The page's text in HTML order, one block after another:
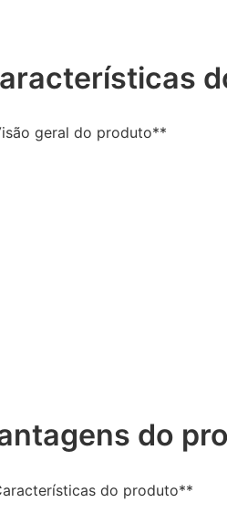
geral do produto**
do
do produto**